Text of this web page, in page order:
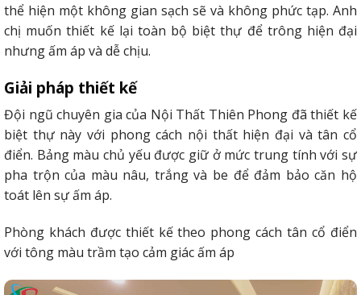
thể hiện một không gian sạch sẽ và không phức tạp. Anh
chị muốn thiết kế lại toàn bộ biệt thự để trông hiện đại
nhưng ấm áp và dễ chịu.
Giải pháp thiết kế
Đội ngũ chuyên gia của Nội Thất Thiên Phong đã thiết kế
biệt thự này với phong cách nội thất hiện đại và tân cổ
điển. Bảng màu chủ yếu được giữ ở mức trung tính với sự
pha trộn của màu nâu, trắng và be để đảm bảo căn hộ
toát lên sự ấm áp.
Phòng khách được thiết kế theo phong cách tân cổ điển
với tông màu trầm tạo cảm giác ấm áp